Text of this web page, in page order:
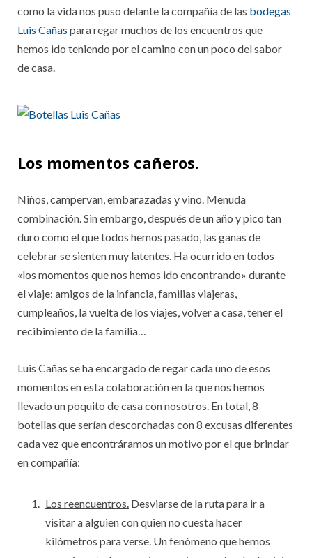
como la vida nos puso delante la compañía de las bodegas
Luis Cañas para regar muchos de los encuentros que
hemos ido teniendo por el camino con un poco del sabor
de casa.
Los momentos cañeros.
Niños, campervan, embarazadas y vino. Menuda
combinación. Sin embargo, después de un año y pico tan
duro como el que todos hemos pasado, las ganas de
celebrar se sienten muy latentes. Ha ocurrido en todos
«los momentos que nos hemos ido encontrando» durante
el viaje: amigos de la infancia, familias viajeras,
cumpleaños, la vuelta de los viajes, volver a casa, tener el
recibimiento de la familia…
Luis Cañas se ha encargado de regar cada uno de esos
momentos en esta colaboración en la que nos hemos
llevado un poquito de casa con nosotros. En total, 8
botellas que serían descorchadas con 8 excusas diferentes
cada vez que encontráramos un motivo por el que brindar
en compañía:
Los reencuentros. Desviarse de la ruta para ir a
visitar a alguien con quien no cuesta hacer
kilómetros para verse. Un fenómeno que hemos